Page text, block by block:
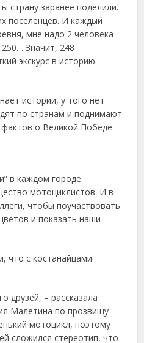
страну заранее поделили.
поселенцев. И каждый
мне надо 2 человека
Значит, 248
экскурс в историю
истории, у того нет
по странам и поднимают
о Великой Победе.
в каждом городе
мотоциклистов. И в
чтобы поучаствовать
и показать наши
что с костанайцами
друзей, – рассказала
Малетина по прозвищу
мотоцикл, поэтому
сложился стереотип, что